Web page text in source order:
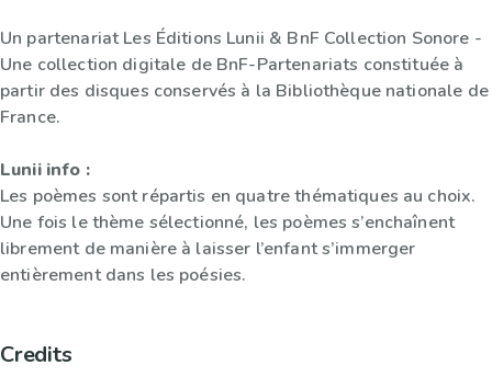
Un partenariat Les Éditions Lunii & BnF Collection Sonore -
Une collection digitale de BnF-Partenariats constituée à
partir des disques conservés à la Bibliothèque nationale de
France.
Lunii info :
Les poèmes sont répartis en quatre thématiques au choix.
Une fois le thème sélectionné, les poèmes s’enchaînent
librement de manière à laisser l’enfant s’immerger
entièrement dans les poésies.
Credits